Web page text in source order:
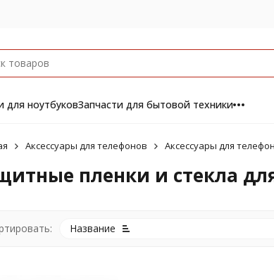
для ноутбуковЗапчасти для бытовой техники
Аксессуары для телефонов Аксессуары для
пленки и стекла
Название